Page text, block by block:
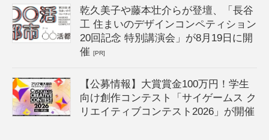
乾久美子や藤本壮介らが登壇、「長谷
工 住まいのデザインコンペティション
20回記念 特別講演会」が8月19日に開
催[PR]
【公募情報】大賞賞金100万円！学生
向け創作コンテスト「サイゲームス ク
リエイティブコンテスト2026」が開催